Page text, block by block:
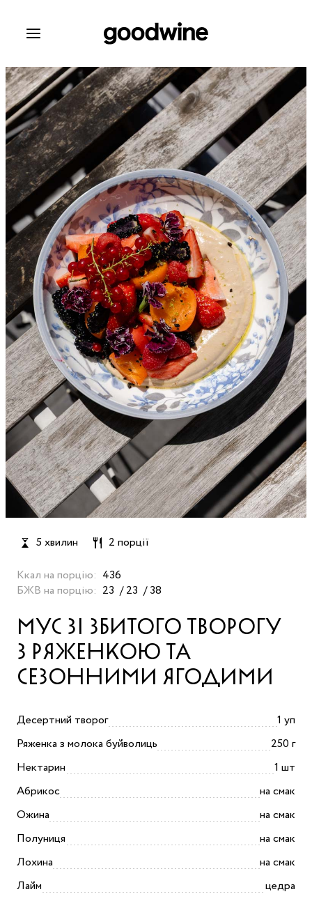
5 хвилин 2 порції
Ккал на порцію: 436
БЖВ на порцію: 23 23 38
МУС ЗІ ЗБИТОГО ТВОРОГУ
З РЯЖЕНКОЮ ТА
СЕЗОННИМИ ЯГОДИМИ
Десертний творог
1 уп
Ряженка з молока буйволиць
250 г
Нектарин
1 шт
Абрикос
на смак
Ожина
на смак
Полуниця
на смак
Лохина
на смак
Лайм
цедра